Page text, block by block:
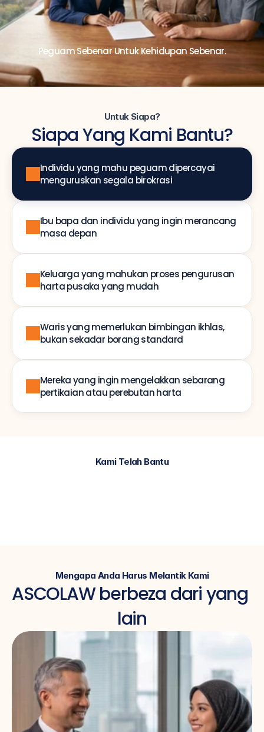
Peguam Sebenar Untuk Kehidupan Sebenar.
Untuk Siapa?
Siapa Yang Kami Bantu?
Ibu bapa dan individu yang ingin merancang
masa depan
Keluarga yang mahukan proses pengurusan
harta pusaka yang mudah
Waris yang memerlukan bimbingan ikhlas,
bukan sekadar borang standard
Mereka yang ingin mengelakkan sebarang
pertikaian atau perebutan harta
Individu yang mahu peguam dipercayai
menguruskan segala birokrasi
Kami Telah Bantu
Mengapa Anda Harus Melantik Kami
ASCOLAW berbeza dari yang
lain